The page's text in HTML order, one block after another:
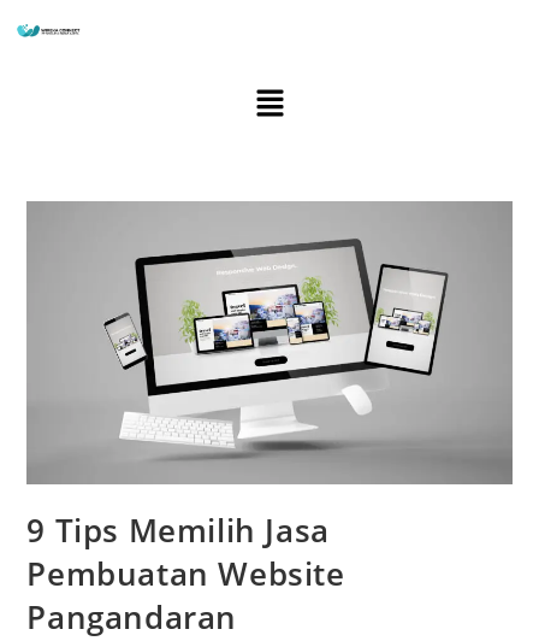
9 Tips Memilih Jasa
Pembuatan Website
Pangandaran